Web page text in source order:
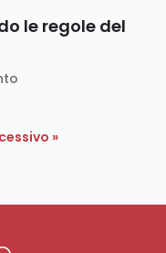
le regole del
»